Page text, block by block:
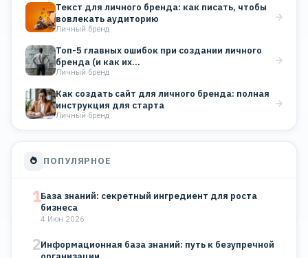
Текст для личного бренда: как писать, чтобы
вовлекать аудиторию
Личный бренд
Топ-5 главных ошибок при создании личного
бренда (и как их…
Личный бренд
Как создать сайт для личного бренда: полная
инструкция для старта
Личный бренд
ПОПУЛЯРНОЕ
1База знаний: секретный ингредиент для роста
бизнеса
4 Июн 2026
2Информационная база знаний: путь к безупречной